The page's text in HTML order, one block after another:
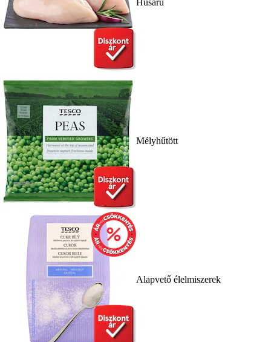
Húsáru
Mélyhűtött
Alapvető élelmiszerek